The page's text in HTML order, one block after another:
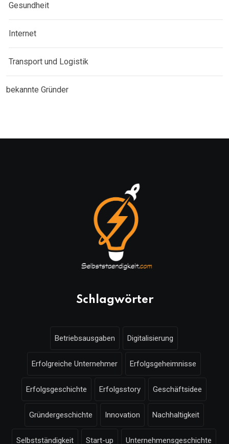
Gesundheit
Internet
Transport und Logistik
bekannte Gründer
Schlagwörter
Betriebsausgaben Digitalisierung
Erfolgreiche Unternehmer Erfolgsgeheimnisse
Erfolgsgeschichte Erfolgsstory Geschäftsidee
Gründergeschichte Innovation Nachhaltigkeit
Selbstständigkeit Start-up Unternehmensgeschichte